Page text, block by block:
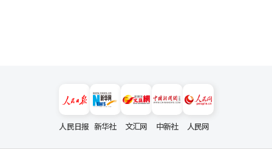
人民日报 新华社 文汇网 中新社 人民网